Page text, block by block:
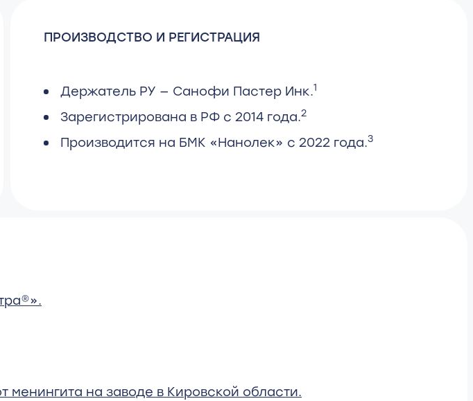
ПРОИЗВОДСТВО И РЕГИСТРАЦИЯ
Держатель РУ — Санофи Пастер Инк.1
Зарегистрирована в РФ с 2014 года.2
Производится на БМК «Нанолек» с 2022 года.3
на заводе в Кировской области.